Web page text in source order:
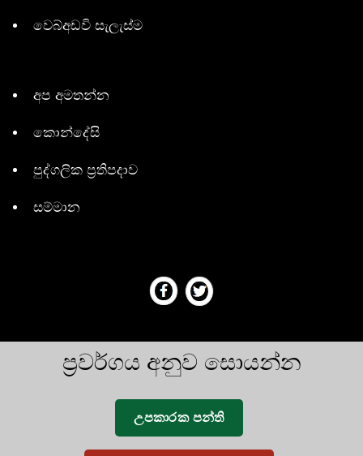
වෙබ්අඩවි සැලැස්ම
අප අමතන්න
කොන්දේසි
පුද්ගලික ප්‍රතිපදාව
සම්මාන
ප්‍රවර්ගය අනුව සොයන්න
උපකාරක පන්ති